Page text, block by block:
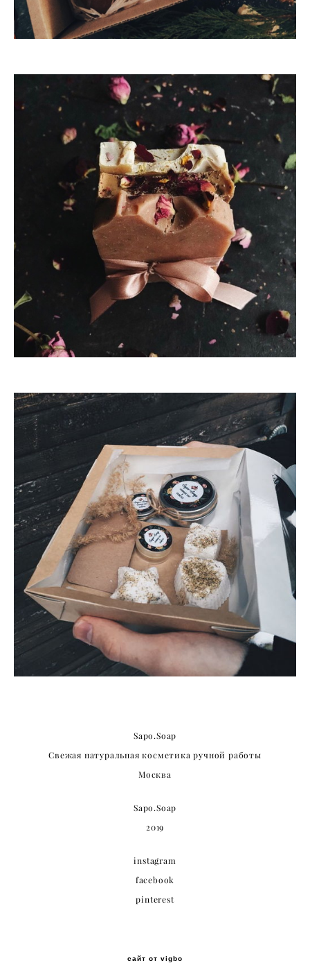
Sapo.Soap
Свежая натуральная косметика ручной работы
Москва
Sapo.Soap
2019
instagram
facebook
pinterest
сайт от vigbo